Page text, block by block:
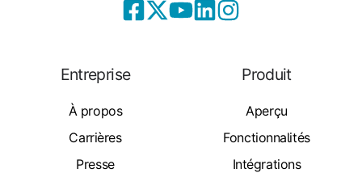
Entreprise
À propos
Carrières
Presse
Produit
Aperçu
Fonctionnalités
Intégrations